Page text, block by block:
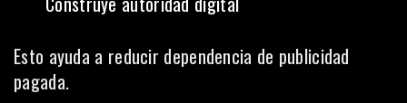
Esto ayuda a reducir dependencia de publicidad
pagada.